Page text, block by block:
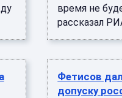
время не
рассказал
Фетисов
допуску